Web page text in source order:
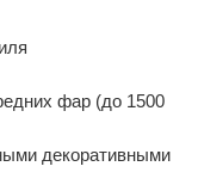
фар (до 1500
декоративными